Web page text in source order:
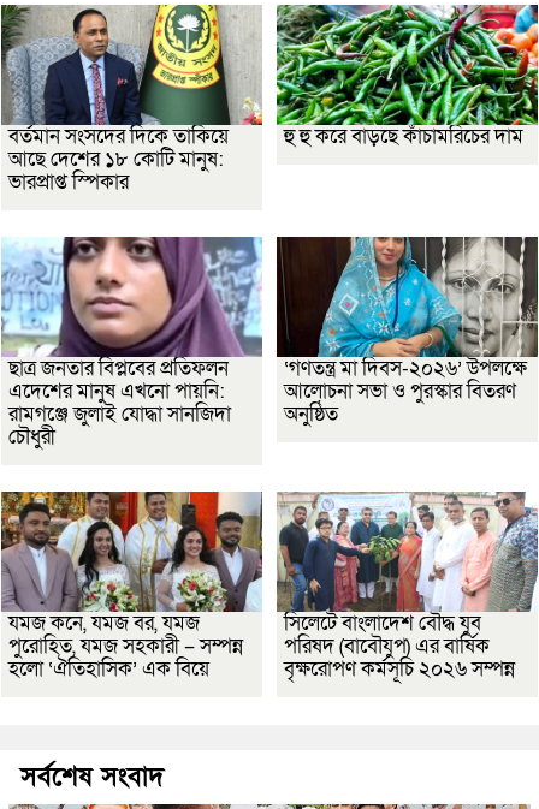
বর্তমান সংসদের দিকে তাকিয়ে
আছে দেশের ১৮ কোটি মানুষ:
ভারপ্রাপ্ত স্পিকার
হু হু করে বাড়ছে কাঁচামরিচের দাম
ছাত্র জনতার বিপ্লবের প্রতিফলন
এদেশের মানুষ এখনো পায়নি:
রামগঞ্জে জুলাই যোদ্ধা সানজিদা
চৌধুরী
‘গণতন্ত্র মা দিবস-২০২৬’ উপলক্ষে
আলোচনা সভা ও পুরস্কার বিতরণ
অনুষ্ঠিত
যমজ কনে, যমজ বর, যমজ
পুরোহিত, যমজ সহকারী – সম্পন্ন
হলো ‘ঐতিহাসিক’ এক বিয়ে
সিলেটে বাংলাদেশ বৌদ্ধ যুব
পরিষদ (বাবৌযুপ) এর বার্ষিক
বৃক্ষরোপণ কর্মসূচি ২০২৬ সম্পন্ন
সর্বশেষ সংবাদ